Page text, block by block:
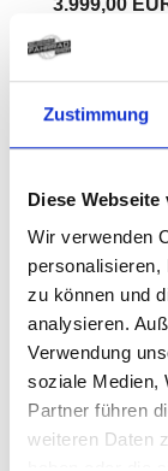
Zustimmung
Diese
Wir verwenden
personalisieren,
zu können und
analysieren.
Verwendung
soziale Medien,
Partner führen
weiteren Daten
Z.Z. nicht
Art.Nr.
pro Stück
Grossartikel)
3.799,00